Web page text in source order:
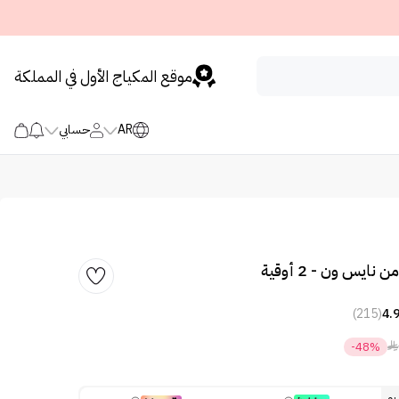
موقع المكياج الأول في المملكة
AR حسابي
ون - 2 أوقية
4.9
(215)

-48%